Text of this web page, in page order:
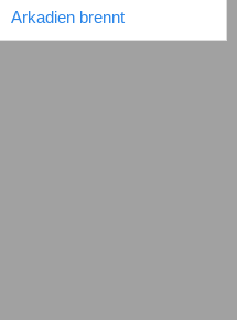
Arkadien brennt